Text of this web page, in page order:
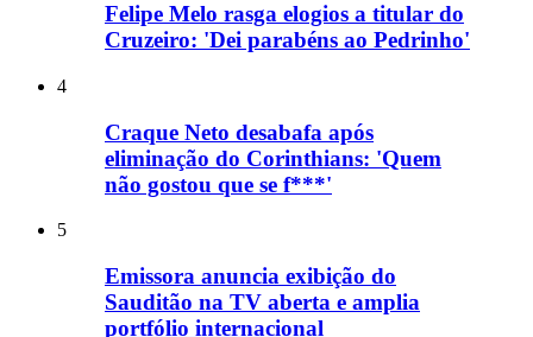
Felipe Melo rasga elogios a titular do
Cruzeiro: 'Dei parabéns ao Pedrinho'
4
Craque Neto desabafa após
eliminação do Corinthians: 'Quem
não gostou que se f***'
5
Emissora anuncia exibição do
Sauditão na TV aberta e amplia
portfólio internacional